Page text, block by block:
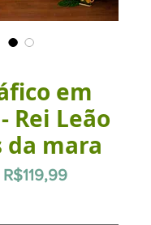
em
Rei Leão
da mara
R$119,99Preço